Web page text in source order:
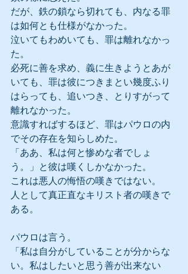
だが、鉄の鎖なら切れても、内なる罪
は如何とも仕様がなかった。
泣いてもわめいても、罪は離れなかっ
た。
必死に善を求め、義に生きようとあが
いても、罪は彼につきまとい幾度ふり
はらっても、追いつき、とりすがって
離れなかった。
意識すればするほど、罪はパウロの内
でその存在を知らしめた。
「ああ、私は何と惨めな者でしょ
う。」と彼は嘆くしかなかった。
これは悪人の悔悟の嘆きではない。
人として真正直なキリスト者の嘆きで
ある。
パウロは言う。
「私は自分がしていることが分からな
い。私はしたいと思う善が出来ない